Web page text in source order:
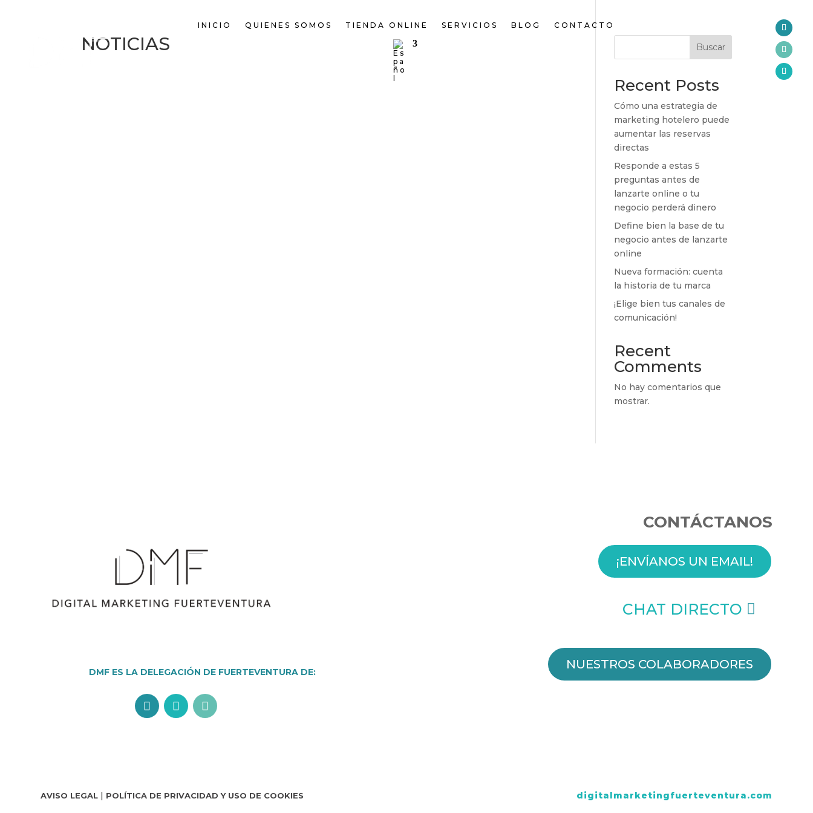
INICIO QUIENES SOMOS TIENDA ONLINE SERVICIOS BLOG CONTACTO
NOTICIAS Buscar
Recent Posts
Cómo una estrategia de
marketing hotelero puede
aumentar las reservas
directas
Responde a estas 5
preguntas antes de
lanzarte online o tu
negocio perderá dinero
Define bien la base de tu
negocio antes de lanzarte
online
Nueva formación: cuenta
la historia de tu marca
¡Elige bien tus canales de
comunicación!
Recent
Comments
No hay comentarios que
mostrar.
DMF ES LA DELEGACIÓN DE FUERTEVENTURA DE:
CONTÁCTANOS
¡ENVÍANOS UN EMAIL!
CHAT DIRECTO
NUESTROS COLABORADORES
AVISO LEGAL | POLÍTICA DE PRIVACIDAD Y USO DE COOKIES digitalmarketingfuerteventura.com